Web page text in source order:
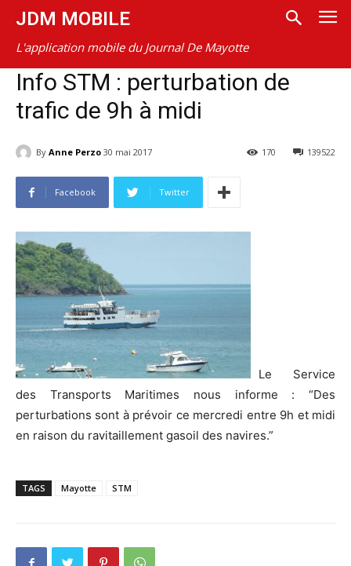
JDM MOBILE
L'application mobile du Journal De Mayotte
Info STM : perturbation de
trafic de 9h à midi
By Anne Perzo 30 mai 2017 139522
170
Facebook Twitter
Le Service
des Transports Maritimes nous informe : “Des
perturbations sont à prévoir ce mercredi entre 9h et midi
en raison du ravitaillement gasoil des navires.”
TAGS Mayotte STM